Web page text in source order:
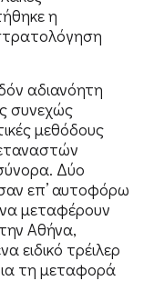
η
αδιανόητη
συνεχώς
μεθόδους
Δύο
επ’ αυτοφόρω
μεταφέρουν
Αθήνα,
ειδικό τρέιλερ
τη μεταφορά